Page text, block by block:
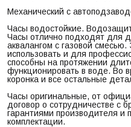
Механический с
Часы водостойкие.
Часы отлично подходят для
аквалангом с газовой
использовать и для
способны на протяжении
функционировать в воде. Во
коронка и все остальные
Часы оригинальные, от
договор о сотрудничестве с
гарантиями производителя и
комплектации.